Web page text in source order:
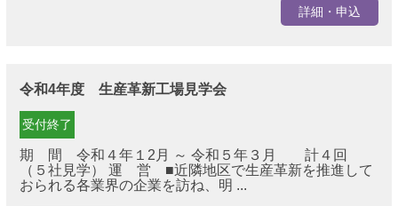
詳細・申込
令和4年度 生産革新工場見学会
受付終了
期 間 令和４年１2月 ～ 令和５年３月 計４回
（５社見学） 運 営 ■近隣地区で生産革新を推進して
おられる各業界の企業を訪ね、明 ...